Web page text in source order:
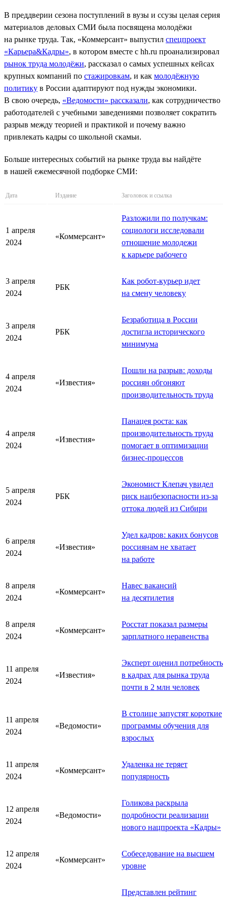
В преддверии сезона поступлений в вузы и ссузы целая серия
материалов деловых СМИ была посвящена молодёжи
на рынке труда. Так, «Коммерсант» выпустил спецпроект
«Карьера&Кадры», в котором вместе с hh.ru проанализировал
рынок труда молодёжи, рассказал о самых успешных кейсах
крупных компаний по стажировкам, и как молодёжную
политику в России адаптируют под нужды экономики.
В свою очередь, «Ведомости» рассказали, как сотрудничество
работодателей с учебными заведениями позволяет сократить
разрыв между теорией и практикой и почему важно
привлекать кадры со школьной скамьи.
Больше интересных событий на рынке труда вы найдёте
в нашей ежемесячной подборке СМИ:
Дата Издание Заголовок и ссылка
1 апреля
2024
«Коммерсант»
Разложили по получкам:
социологи исследовали
отношение молодежи
к карьере рабочего
3 апреля
2024
РБК
Как робот-курьер идет
на смену человеку
3 апреля
2024
РБК
Безработица в России
достигла исторического
минимума
4 апреля
2024
«Известия»
Пошли на разрыв: доходы
россиян обгоняют
производительность труда
4 апреля
2024
«Известия»
Панацея роста: как
производительность труда
помогает в оптимизации
бизнес-процессов
5 апреля
2024
РБК
Экономист Клепач увидел
риск нацбезопасности из-за
оттока людей из Сибири
6 апреля
2024
«Известия»
Удел кадров: каких бонусов
россиянам не хватает
на работе
8 апреля
2024
«Коммерсант»
Навес вакансий
на десятилетия
8 апреля
2024
«Коммерсант»
Росстат показал размеры
зарплатного неравенства
11 апреля
2024
«Известия»
Эксперт оценил потребность
в кадрах для рынка труда
почти в 2 млн человек
11 апреля
2024
«Ведомости»
В столице запустят короткие
программы обучения для
взрослых
11 апреля
2024
«Коммерсант»
Удаленка не теряет
популярность
12 апреля
2024
«Ведомости»
Голикова раскрыла
подробности реализации
нового нацпроекта «Кадры»
12 апреля
2024
«Коммерсант»
Собеседование на высшем
уровне
Представлен рейтинг